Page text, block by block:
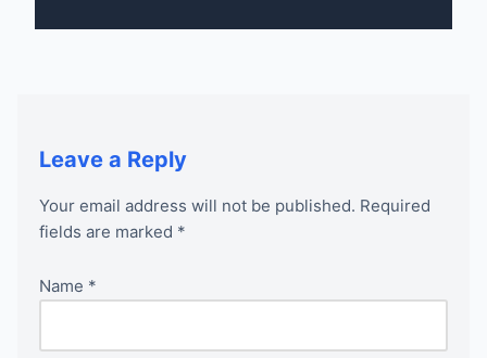
Leave a Reply
Your email address will not be published. Required
fields are marked *
Name *